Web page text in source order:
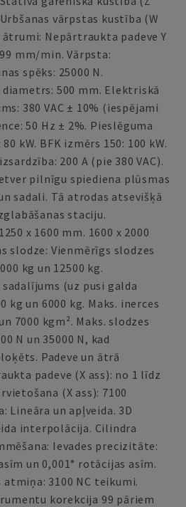
vārpstas kustība (W
ātrumi: Nepārtraukta padeve Y
mm/min. Vārpsta:
spēks: 25000 N.
500 mm. Elektriskā
380 VAC ± 10% (iespējami
50 Hz ± 2%. Pieslēguma
kW. BFK izmērs 150: 100 kW.
200 A (pie 380 VAC).
pilnīgu spiediena plūsmas
sadali. Tā atrodas atsevišķā
staciju.
x 1600 mm. 1600 x 2000
slodze: Vienmērīgs slodzes
kg un 12500 kg.
(uz pusi galda
kg un 6000 kg. Maks. inerces
7000 kgm². Maks. slodzes
N un 35000 N, kad
Padeve un ātrā
padeve (X ass): no 1 līdz
(X ass): 7100
un apļveida. 3D
interpolācija. Cilindra
Ievades precizitāte:
un 0,001° rotācijas asīm.
3100 NC teikumi.
korekcija 99 pāriem